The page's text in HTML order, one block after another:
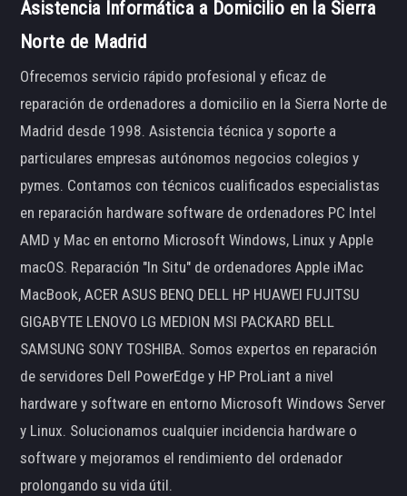
Asistencia Informática a Domicilio en la Sierra
Norte de Madrid
Ofrecemos servicio rápido profesional y eficaz de
reparación de ordenadores a domicilio en la Sierra Norte de
Madrid desde 1998. Asistencia técnica y soporte a
particulares empresas autónomos negocios colegios y
pymes. Contamos con técnicos cualificados especialistas
en reparación hardware software de ordenadores PC Intel
AMD y Mac en entorno Microsoft Windows, Linux y Apple
macOS. Reparación "In Situ" de ordenadores Apple iMac
MacBook, ACER ASUS BENQ DELL HP HUAWEI FUJITSU
GIGABYTE LENOVO LG MEDION MSI PACKARD BELL
SAMSUNG SONY TOSHIBA. Somos expertos en reparación
de servidores Dell PowerEdge y HP ProLiant a nivel
hardware y software en entorno Microsoft Windows Server
y Linux. Solucionamos cualquier incidencia hardware o
software y mejoramos el rendimiento del ordenador
prolongando su vida útil.